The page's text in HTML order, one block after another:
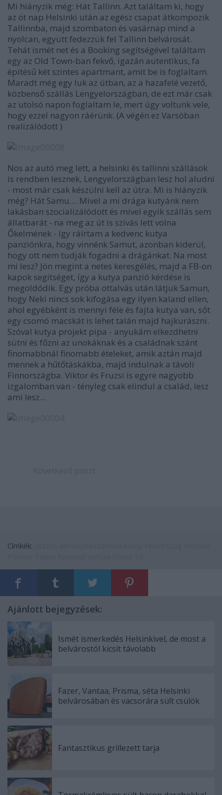
Mi hiányzik még: Hát Tallinn. Azt találtam ki, hogy
az öt nap Helsinki után az egész csapat átkompozik
Tallinnba, majd szombaton és vasárnap mind a
nyolcan, együtt fedezzük fel Tallinn belvárosát.
Tehát ismét net és a Booking segítségével találtam
egy az Old Town-ban fekvő, igazán autentikus, fa
építésű két szintes apartmant, amit be is foglaltam.
Maradt még egy luk az útban, az a hazafelé vezető,
közbenső szállás Lengyelországban, de ezt már csak
az utolsó napon foglaltam le, mert úgy voltunk vele,
hogy ezzel nagyon ráérünk. (A végén ez Varsóban
realizálódott )
Nos az autó meg lett, a helsinki és tallinni szállások
is rendben lesznek, Lengyelországban lesz hol aludni
- most már csak készülni kell az útra. Mi is hiányzik
még? Hát Samu.... Mivel a mi drága kutyánk nem
lakásban szocializálódott és mivel egyik szállás sem
állatbarát - na meg az út is szívás lett volna
Őkelmének - így ráírtam a kedvenc kutya
panziónkra, hogy vinnénk Samut, azonban kiderül,
hogy ott nem tudják fogadni a drágánkat. Na most
mi lesz? Jön megint a netes keresgélés, majd a FB-on
kapok segítséget, így a kutya panzió kérdése is
megoldódik. Egy próba ottalvás után látjuk Samun,
hogy Neki nincs sok kifogása egy ilyen kaland ellen,
ahol egyébként is mennyi féle és fajta kutya van, sőt
egy csomó macskát is lehet talán majd hajkurászni.
Szóval kutya projekt pipa - anyukám elkezdhetni
sütni és főzni az unokáknak és a családnak szánt
finomabbnál finomabb ételeket, amik aztán majd
mennek a hűtőtáskákba, majd indulnak a távoli
Finnországba. Viktor és Fruzsi is egyre nagyobb
izgalomban van - tényleg csak elindul a család, lesz
ami lesz...
Címkék:
Ajánlott bejegyzések:
Ismét ismerkedés Helsinkivel, de most a
belvárostól kicsit távolabb
Fazer, Vantaa, Prisma, séta Helsinki
belvárosában és vacsorára sült csülök
Fantasztikus grillezett tarja